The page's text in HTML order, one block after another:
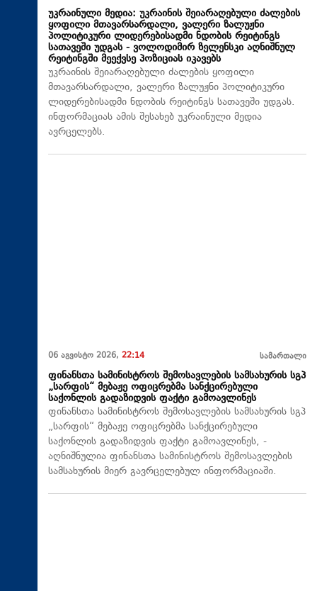
უკრაინული მედია: უკრაინის შეიარაღებული ძალების
ყოფილი მთავარსარდალი, ვალერი ზალუჟნი
პოლიტიკური ლიდერებისადმი ნდობის რეიტინგს
სათავეში უდგას - ვოლოდიმირ ზელენსკი აღნიშნულ
რეიტინგში მეექვსე პოზიციას იკავებს
უკრაინის შეიარაღებული ძალების ყოფილი
მთავარსარდალი, ვალერი ზალუჟნი პოლიტიკური
ლიდერებისადმი ნდობის რეიტინგს სათავეში უდგას.
ინფორმაციას ამის შესახებ უკრაინული მედია
ავრცელებს.
06 აგვისტო 2026, 22:14 სამართალი
ფინანსთა სამინისტროს შემოსავლების სამსახურის სგპ
„სარფის“ მებაჟე ოფიცრებმა სანქცირებული
საქონლის გადაზიდვის ფაქტი გამოავლინეს
ფინანსთა სამინისტროს შემოსავლების სამსახურის სგპ
„სარფის“ მებაჟე ოფიცრებმა სანქცირებული
საქონლის გადაზიდვის ფაქტი გამოავლინეს, -
აღნიშნულია ფინანსთა სამინისტროს შემოსავლების
სამსახურის მიერ გავრცელებულ ინფორმაციაში.